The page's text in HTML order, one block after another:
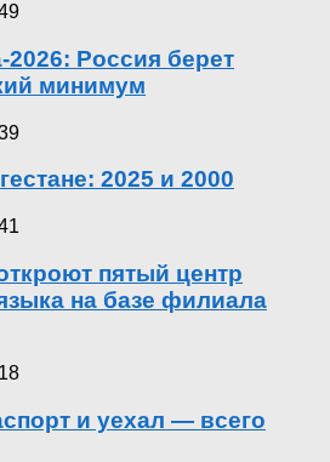
Россия берет
минимум
2025 и 2000
пятый центр
на базе филиала
и уехал — всего